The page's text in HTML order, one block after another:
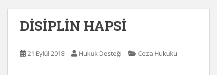
DİSİPLİN HAPSİ
21 Eylül 2018 Hukuk Desteği Ceza Hukuku